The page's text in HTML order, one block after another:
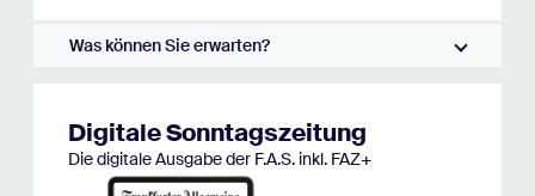
Was können Sie erwarten?
Digitale Sonntagszeitung
Die digitale Ausgabe der F.A.S. inkl. FAZ+